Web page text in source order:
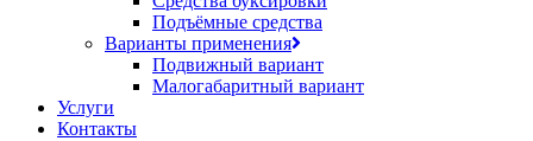
Подъёмные средства
Варианты применения
Подвижный вариант
Малогабаритный вариант
Услуги
Контакты